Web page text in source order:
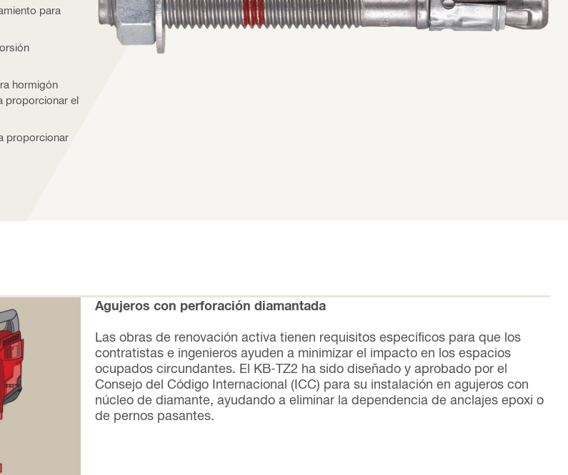
para
hormigón
proporcionar el
proporcionar
Agujeros con perforación diamantada
Las obras de renovación activa tienen requisitos específicos para que los
contratistas e ingenieros ayuden a minimizar el impacto en los espacios
ocupados circundantes. El KB-TZ2 ha sido diseñado y aprobado por el
Consejo del Código Internacional (ICC) para su instalación en agujeros con
núcleo de diamante, ayudando a eliminar la dependencia de anclajes epoxi o
de pernos pasantes.